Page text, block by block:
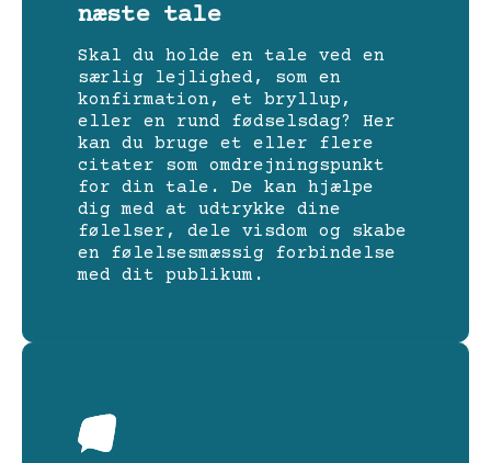
næste tale
Skal du holde en tale ved en
særlig lejlighed, som en
konfirmation, et bryllup,
eller en rund fødselsdag? Her
kan du bruge et eller flere
citater som omdrejningspunkt
for din tale. De kan hjælpe
dig med at udtrykke dine
følelser, dele visdom og skabe
en følelsesmæssig forbindelse
med dit publikum.